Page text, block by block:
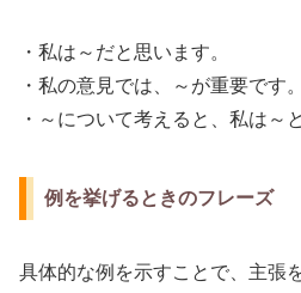
・私は～だと思います。
・私の意見では、～が重要です。
・～について考えると、私は～
例を挙げるときのフレーズ
具体的な例を示すことで、主張